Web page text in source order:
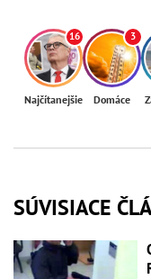
16
Najčítanejšie
3
Domáce
SÚVISIACE